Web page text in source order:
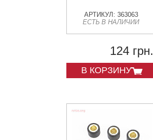
АРТИКУЛ: 363063
ЕСТЬ В НАЛИЧИИ
124 грн.
В КОРЗИНУ